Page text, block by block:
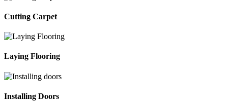
Cutting Carpet
Laying Flooring
Installing Doors